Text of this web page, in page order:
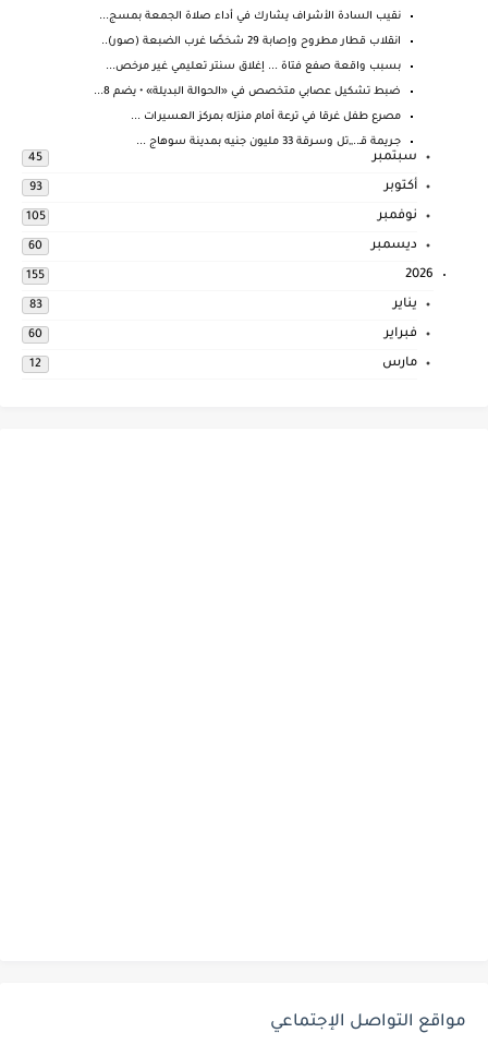
نقيب السادة الأشراف يشارك في أداء صلاة الجمعة بمسج...
انقلاب قطار مطروح وإصابة 29 شخصًا غرب الضبعة (صور)..
بسبب واقعة صفع فتاة ... إغلاق سنتر تعليمي غير مرخص...
ضبط تشكيل عصابي متخصص في «الحوالة البديلة» • يضم 8...
مصرع طفل غرقا في ترعة أمام منزله بمركز العسيرات ...
جـريمة قـ..,,تل وسـرقة 33 مليون جنيه بمدينة سوهاج ...
سبتمبر 45
أكتوبر 93
نوفمبر 105
ديسمبر 60
2026
155
يناير 83
فبراير 60
مارس 12
مواقع التواصل الإجتماعي